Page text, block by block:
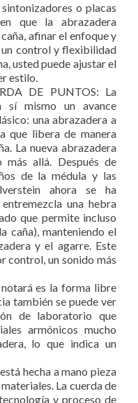
o placas
que la abrazadera
afinar el enfoque y
control y flexibilidad
usted puede ajustar el
estilo.
DE PUNTOS: La
sí mismo un avance
una abrazadera a
que libera de manera
La nueva abrazadera
más allá. Después de
de la médula y las
ahora se ha
una hebra
que permite incluso
caña), manteniendo el
y el agarre. Este
control, un sonido más
es la forma libre
también se puede ver
de laboratorio que
armónicos mucho
lo que indica un
hecha a mano pieza
La cuerda de
y proceso de